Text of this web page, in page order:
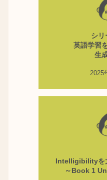
シリ
英語学習
生
2025
Intelligibilityを
～Book 1